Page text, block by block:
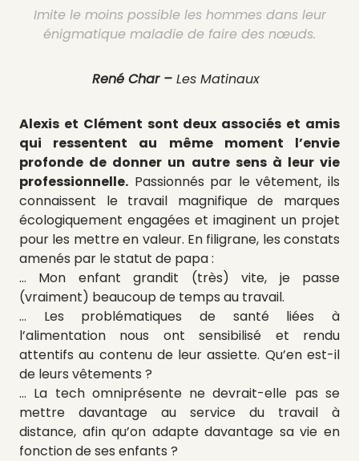
Imite le moins possible les hommes dans leur
énigmatique maladie de faire des nœuds.
René Char – Les Matinaux
Alexis et Clément sont deux associés et amis
qui ressentent au même moment l’envie
profonde de donner un autre sens à leur vie
professionnelle. Passionnés par le vêtement, ils
connaissent le travail magnifique de marques
écologiquement engagées et imaginent un projet
pour les mettre en valeur. En filigrane, les constats
amenés par le statut de papa :
… Mon enfant grandit (très) vite, je passe
(vraiment) beaucoup de temps au travail.
… Les problématiques de santé liées à
l’alimentation nous ont sensibilisé et rendu
attentifs au contenu de leur assiette. Qu’en est-il
de leurs vêtements ?
… La tech omniprésente ne devrait-elle pas se
mettre davantage au service du travail à
distance, afin qu’on adapte davantage sa vie en
fonction de ses enfants ?